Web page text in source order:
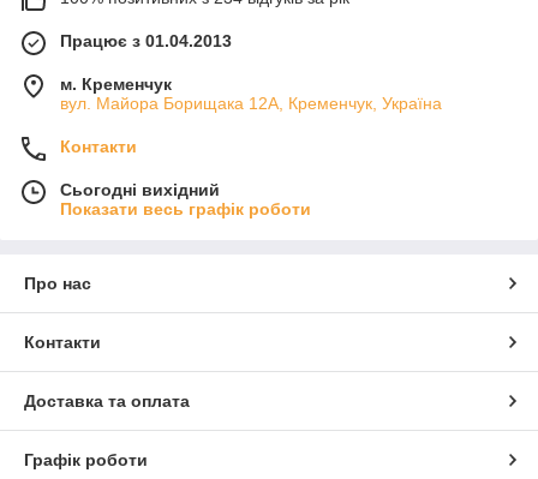
Працює з 01.04.2013
м. Кременчук
вул. Майора Борищака 12А, Кременчук, Україна
Контакти
Сьогодні вихідний
Показати весь графік роботи
Про нас
Контакти
Доставка та оплата
Графік роботи